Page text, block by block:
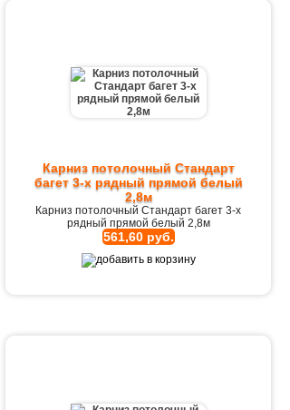
Карниз потолочный Стандарт
багет 3-х рядный прямой белый
2,8м
Карниз потолочный Стандарт багет 3-х
рядный прямой белый 2,8м
561,60 руб.